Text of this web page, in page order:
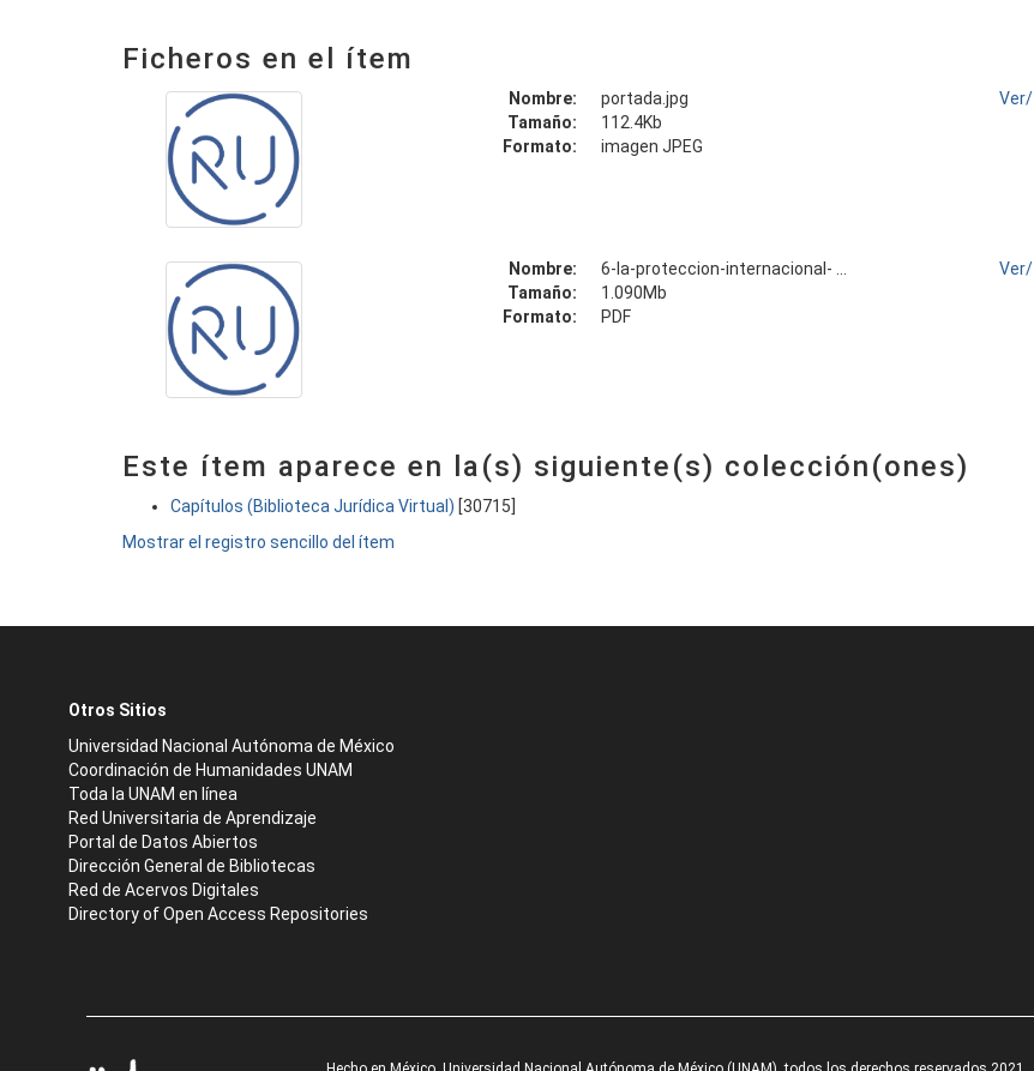
Ficheros en el ítem
Nombre:
portada.jpg
Tamaño:
112.4Kb
Formato:
imagen JPEG
Ver/
Nombre:
6-la-proteccion-internacional- ...
Tamaño:
1.090Mb
Formato:
PDF
Ver/
Este ítem aparece en la(s) siguiente(s) colección(ones)
Capítulos (Biblioteca Jurídica Virtual) [30715]
Mostrar el registro sencillo del ítem
Otros Sitios
Universidad Nacional Autónoma de México
Coordinación de Humanidades UNAM
Toda la UNAM en línea
Red Universitaria de Aprendizaje
Portal de Datos Abiertos
Dirección General de Bibliotecas
Red de Acervos Digitales
Directory of Open Access Repositories